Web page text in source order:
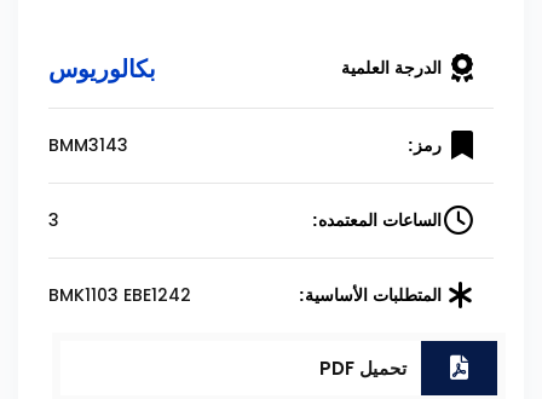
الدرجة العلمية بكالوريوس
رمز: BMM3143
الساعات المعتمده: 3
المتطلبات الأساسية: BMK1103 EBE1242
تحميل PDF